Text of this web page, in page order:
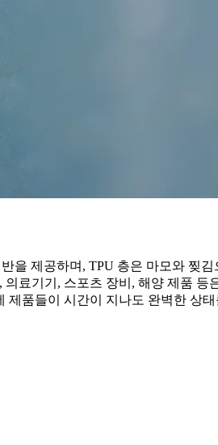
을 제공하며, TPU 층은 마모와 찢
료기기, 스포츠 장비, 해양 제품 등
품들이 시간이 지나도 완벽한 상